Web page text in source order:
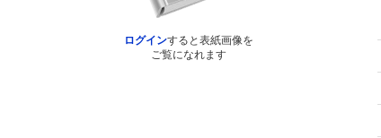
ログインすると表紙画像を
ご覧になれます